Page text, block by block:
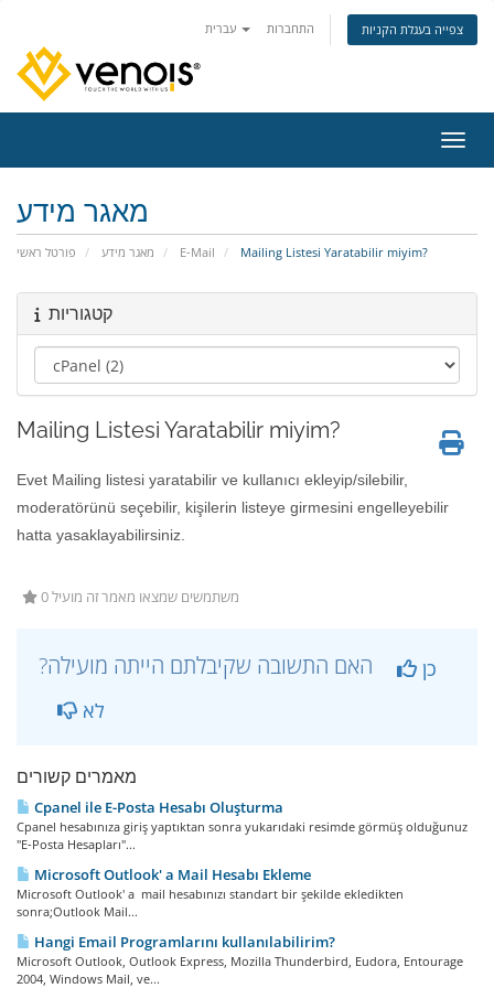
התחברות צפייה בעגלת הקניות
מאגר מידע
פורטל ראשי מאגר מידע E-Mail Mailing Listesi Yaratabilir miyim?
קטגוריות
Mailing Listesi Yaratabilir miyim?
Evet Mailing listesi yaratabilir ve kullanıcı ekleyip/silebilir,
moderatörünü seçebilir, kişilerin listeye girmesini engelleyebilir
hatta yasaklayabilirsiniz.
0 משתמשים שמצאו מאמר זה מועיל
כן
לא
מאמרים קשורים
Cpanel ile E-Posta Hesabı Oluşturma
Cpanel hesabınıza giriş yaptıktan sonra yukarıdaki resimde görmüş olduğunuz
"E-Posta Hesapları"...
Microsoft Outlook' a Mail Hesabı Ekleme
Microsoft Outlook' a mail hesabınızı standart bir şekilde ekledikten
sonra;Outlook Mail...
Hangi Email Programlarını kullanılabilirim?
Microsoft Outlook, Outlook Express, Mozilla Thunderbird, Eudora, Entourage
2004, Windows Mail, ve...